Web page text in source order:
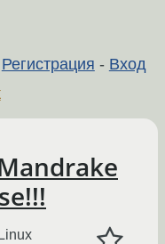
Регистрация - Вход